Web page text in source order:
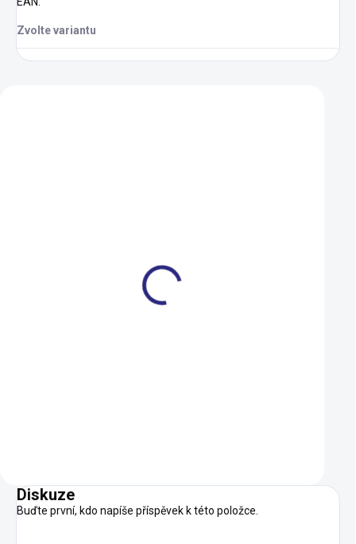
Zvolte variantu
Diskuze
Buďte první, kdo napíše příspěvek k této položce.